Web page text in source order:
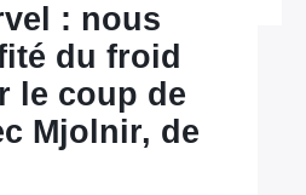
: nous
du froid
le coup de
Mjolnir, de